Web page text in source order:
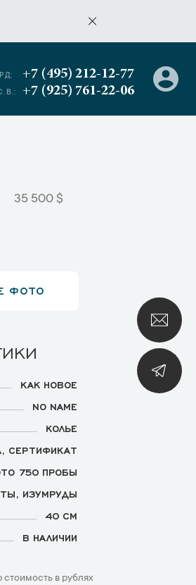
+7 (495) 212-12-77
+7 (925) 761-22-06
35 500 $
ФОТО
КАК НОВОЕ
NO NAME
КОЛЬЕ
СЕРТИФИКАТ
750 ПРОБЫ
ИЗУМРУДЫ
40 СМ
В НАЛИЧИИ
стоимость в рублях